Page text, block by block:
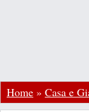
Home » Casa e